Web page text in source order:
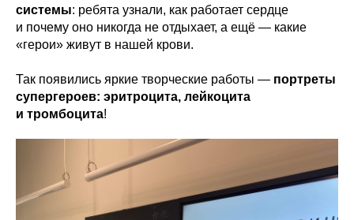
системы: ребята узнали, как работает сердце
и почему оно никогда не отдыхает, а ещё — какие
«герои» живут в нашей крови.
Так появились яркие творческие работы — портреты
супергероев: эритроцита, лейкоцита
и тромбоцита!